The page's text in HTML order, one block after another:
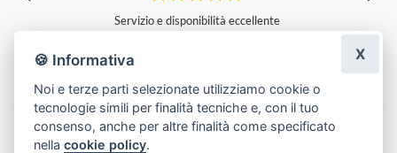
Sono molto soddisfatto, molta scelta, personale gentile e molto atten
to a soddisfare le esigenze del cliente. Puntualità nella consegna e re
alizzazioni in linea con quanto preventivato se non di più! Successo g
arantito per il proprio scopo. Consiglio vivamente di provare
mauro meggiato|5 giorni fa
Lascia una recensione
🍪 Informativa
Noi e terze parti selezionate utilizziamo cookie o
tecnologie simili per finalità tecniche e, con il tuo
consenso, anche per altre finalità come specificato
nellacookie policy.
X